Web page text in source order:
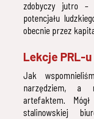
zdobyczy jutro –
potencjału
obecnie przez
Lekcje PRL-
Jak
narzędziem, a
artefaktem.
stalinowskiej